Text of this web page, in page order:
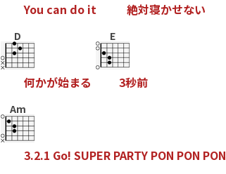
You can do it 絶対寝かせない
D
何かが始まる
E
3秒前
Am
3.2.1 Go! SUPER PARTY PON PON PON